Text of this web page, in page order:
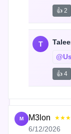
👍 2
T
👍 4
M M3lon
6/12/2026